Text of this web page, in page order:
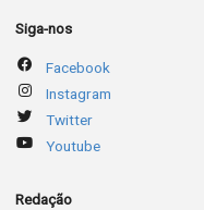
Siga-nos
Facebook
Instagram
Twitter
Youtube
Redação